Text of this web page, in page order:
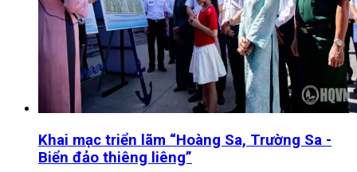
Khai mạc triển lãm “Hoàng Sa, Trường Sa -
Biển đảo thiêng liêng”